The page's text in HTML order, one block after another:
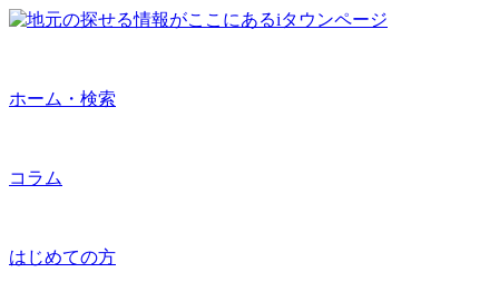
ホーム・検索
コラム
はじめての方